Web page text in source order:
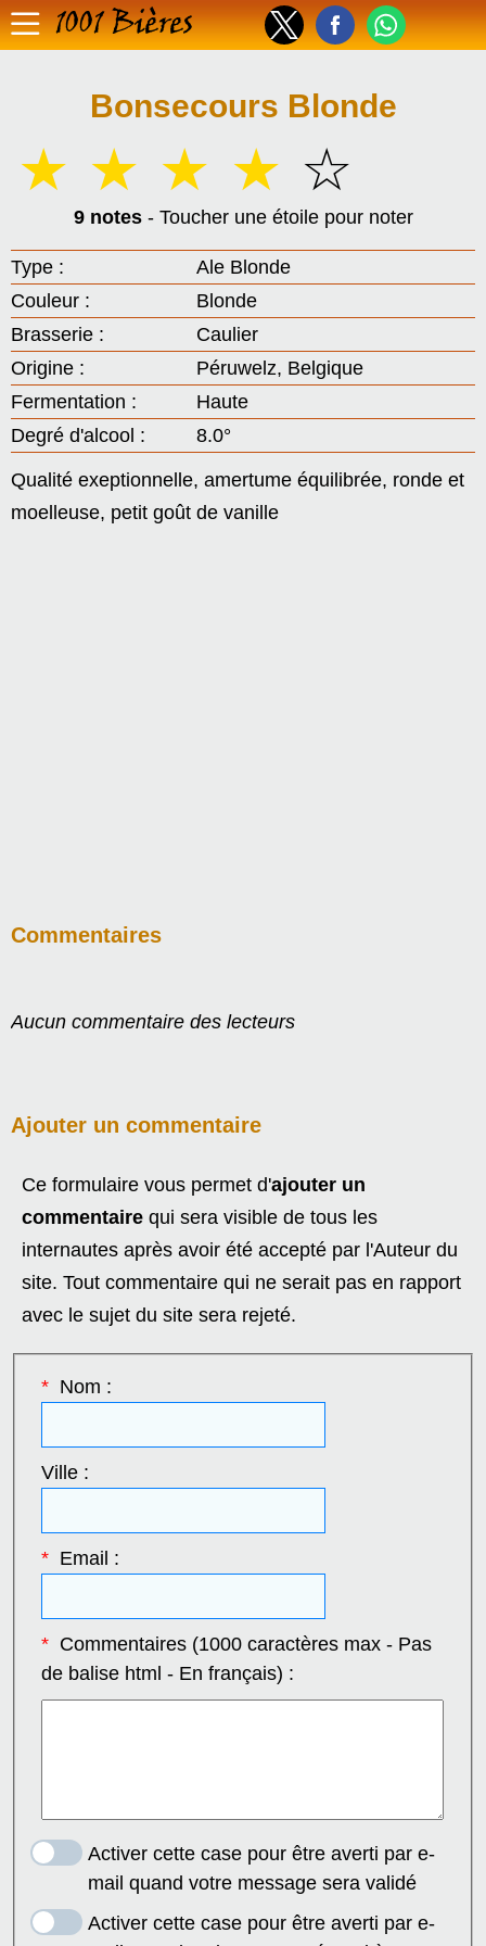
1001 Bières
Bonsecours Blonde
☆
☆
☆
☆
☆
9 notes- Toucher une étoile pour noter
Type :
Ale Blonde
Couleur :
Blonde
Brasserie :
Caulier
Origine :
Péruwelz, Belgique
Fermentation :
Haute
Degré d'alcool :
8.0°
Qualité exeptionnelle, amertume équilibrée, ronde et
moelleuse, petit goût de vanille
Commentaires
Aucun commentaire des lecteurs
Ajouter un commentaire
Ce formulaire vous permet d'ajouter un
commentaire qui sera visible de tous les
internautes après avoir été accepté par l'Auteur du
site. Tout commentaire qui ne serait pas en rapport
avec le sujet du site sera rejeté.
*Nom :
Ville :
*Email :
*Commentaires (1000 caractères max - Pas
de balise html - En français) :
Activer cette case pour être averti par e-
mail quand votre message sera validé
Activer cette case pour être averti par e-